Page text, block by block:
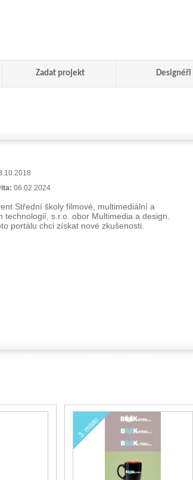
Zadat projekt Designéři
06.02.2024
Střední školy filmové, multimediální a
technologií, s.r.o. obor Multimedia a design.
portálu chci získat nové zkušenosti.